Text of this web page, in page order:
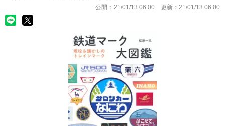
公開： 21/01/13 06:00 更新： 21/01/13 06:00